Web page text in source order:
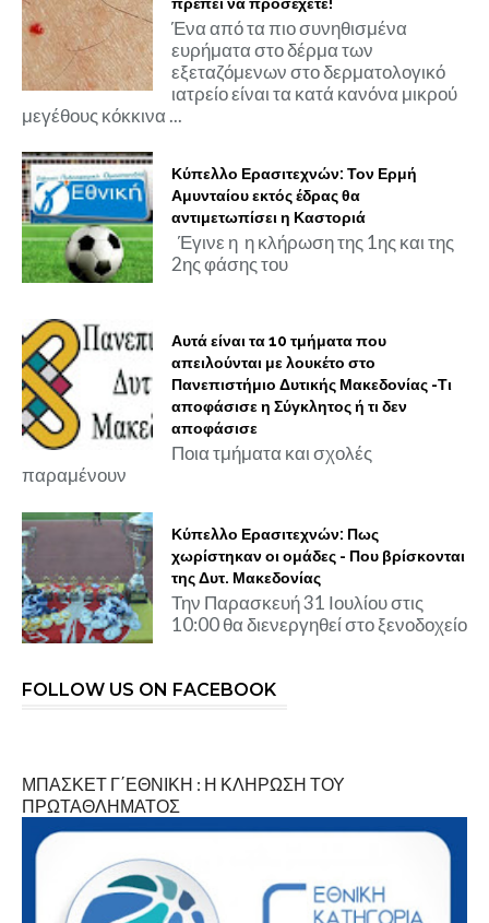
Ένα από τα πιο συνηθισμένα
ευρήματα στο δέρμα των
εξεταζόμενων στο δερματολογικό
ιατρείο είναι τα κατά κανόνα μικρού
μεγέθους κόκκινα ...
Κύπελλο Ερασιτεχνών: Τον Ερμή
Αμυνταίου εκτός έδρας θα
αντιμετωπίσει η Καστοριά
Έγινε η η κλήρωση της 1ης και της
2ης φάσης του
Αυτά είναι τα 10 τμήματα που
απειλούνται με λουκέτο στο
Πανεπιστήμιο Δυτικής Μακεδονίας -Τι
αποφάσισε η Σύγκλητος ή τι δεν
αποφάσισε
Ποια τμήματα και σχολές
παραμένουν
Κύπελλο Ερασιτεχνών: Πως
χωρίστηκαν οι ομάδες - Που βρίσκονται
της Δυτ. Μακεδονίας
Την Παρασκευή 31 Ιουλίου στις
10:00 θα διενεργηθεί στο ξενοδοχείο
FOLLOW US ON FACEBOOK
ΜΠΑΣΚΕΤ Γ΄ΕΘΝΙΚΗ : Η ΚΛΗΡΩΣΗ ΤΟΥ
ΠΡΩΤΑΘΛΗΜΑΤΟΣ